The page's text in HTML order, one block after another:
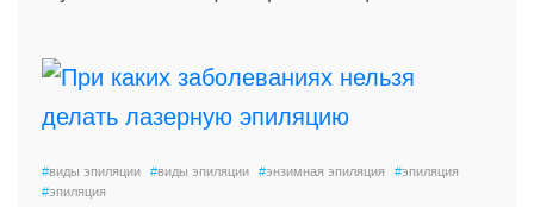
#виды эпиляции #виды эпиляции #энзимная эпиляция #эпиляция
#эпиляция